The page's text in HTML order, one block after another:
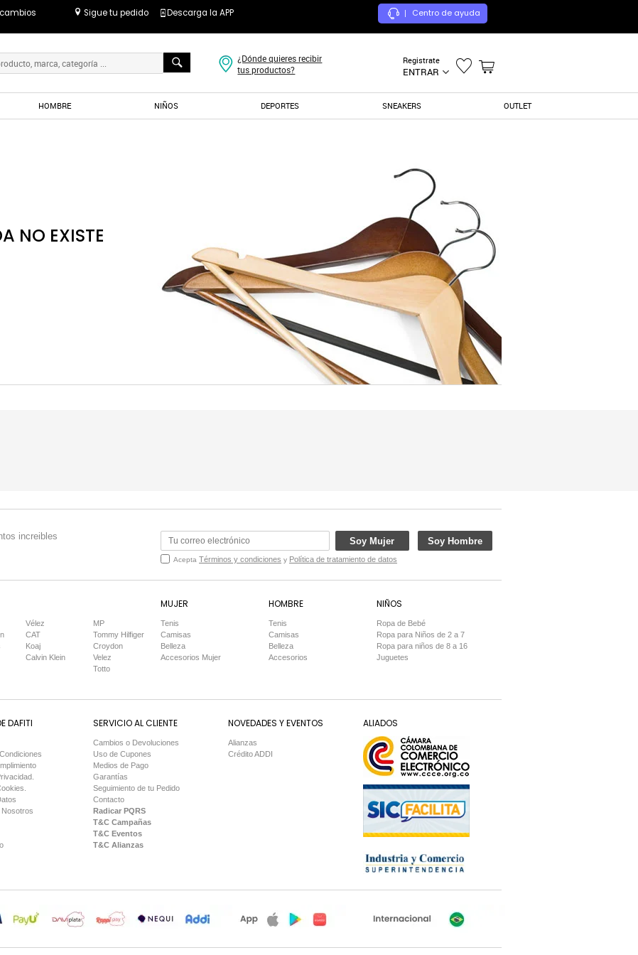
Sigue tu pedido Descarga la APP | Centro de ayuda
Registrate
ENTRAR
¿Dónde quieres recibir
tus productos?
HOMBRE NIÑOS DEPORTES SNEAKERS OUTLET
NO EXISTE
increibles Soy Mujer Soy Hombre
Acepta Términos y condiciones y Política de tratamiento de datos
Vélez
CAT
Koaj
Calvin Klein
MP
Tommy Hilfiger
Croydon
Velez
Totto
MUJER
Tenis
Camisas
Belleza
Accesorios Mujer
HOMBRE
Tenis
Camisas
Belleza
Accesorios
NIÑOS
Ropa de Bebé
Ropa para Niños de 2 a 7
Ropa para niños de 8 a 16
Juguetes
DAFITI SERVICIO AL CLIENTE
Cambios o Devoluciones
Uso de Cupones
Medios de Pago
Garantías
Seguimiento de tu Pedido
Contacto
Radicar PQRS
T&C Campañas
T&C Eventos
T&C Alianzas
NOVEDADES Y EVENTOS
Alianzas
Crédito ADDI
ALIADOS